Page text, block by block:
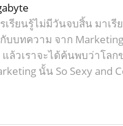
เรียนรู้ไม่มีวันจบสิ้น มาเรี
บบทความ จาก
แล้วเราจะได้ค้นพบว่าโลก
นั้น So Sexy and